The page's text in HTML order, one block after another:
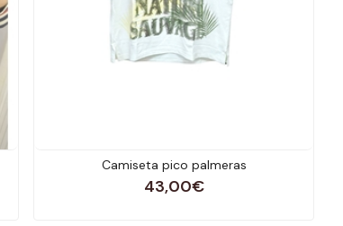
Camiseta pico palmeras
43,00€